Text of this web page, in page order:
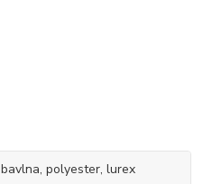
bavlna, polyester, lurex